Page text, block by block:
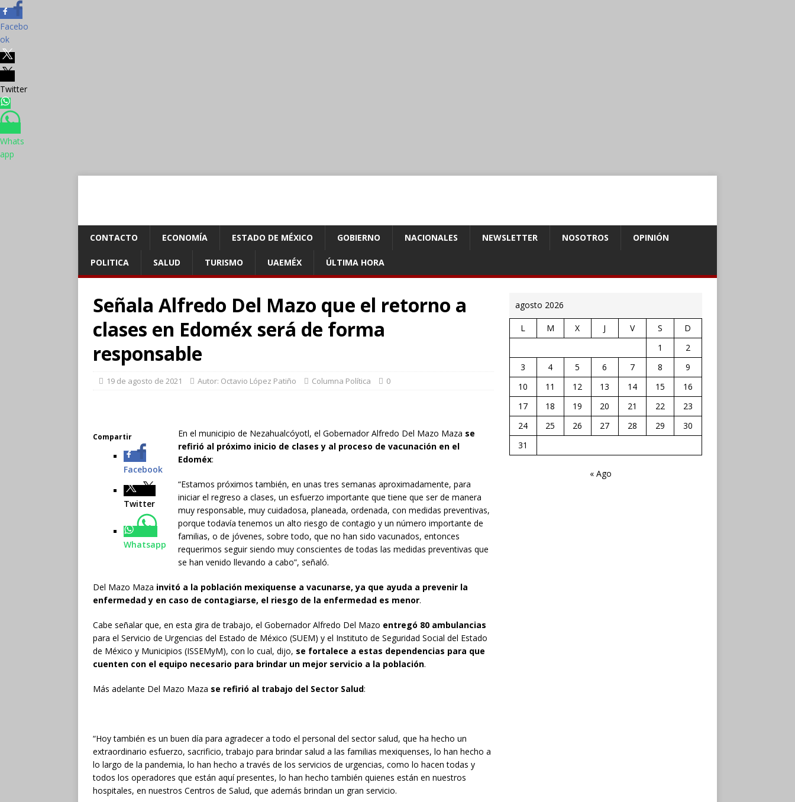
Facebo
ok
Twitter
Whats
app
CONTACTO ECONOMÍA ESTADO DE MÉXICO GOBIERNO NACIONALES NEWSLETTER NOSOTROS OPINIÓN
POLITICA SALUD TURISMO UAEMÉX ÚLTIMA HORA
Señala Alfredo Del Mazo que el retorno a
clases en Edoméx será de forma
responsable
19 de agosto de 2021 Autor: Octavio López Patiño Columna Política 0
Compartir
Facebook
Twitter
Whatsapp
En el municipio de Nezahualcóyotl, el Gobernador Alfredo Del Mazo Maza se
refirió al próximo inicio de clases y al proceso de vacunación en el
Edoméx:
“Estamos próximos también, en unas tres semanas aproximadamente, para
iniciar el regreso a clases, un esfuerzo importante que tiene que ser de manera
muy responsable, muy cuidadosa, planeada, ordenada, con medidas preventivas,
porque todavía tenemos un alto riesgo de contagio y un número importante de
familias, o de jóvenes, sobre todo, que no han sido vacunados, entonces
requerimos seguir siendo muy conscientes de todas las medidas preventivas que
se han venido llevando a cabo”, señaló.
Del Mazo Maza invitó a la población mexiquense a vacunarse, ya que ayuda a prevenir la
enfermedad y en caso de contagiarse, el riesgo de la enfermedad es menor.
Cabe señalar que, en esta gira de trabajo, el Gobernador Alfredo Del Mazo entregó 80 ambulancias
para el Servicio de Urgencias del Estado de México (SUEM) y el Instituto de Seguridad Social del Estado
de México y Municipios (ISSEMyM), con lo cual, dijo, se fortalece a estas dependencias para que
cuenten con el equipo necesario para brindar un mejor servicio a la población.
Más adelante Del Mazo Maza se refirió al trabajo del Sector Salud:
“Hoy también es un buen día para agradecer a todo el personal del sector salud, que ha hecho un
extraordinario esfuerzo, sacrificio, trabajo para brindar salud a las familias mexiquenses, lo han hecho a
lo largo de la pandemia, lo han hecho a través de los servicios de urgencias, como lo hacen todas y
todos los operadores que están aquí presentes, lo han hecho también quienes están en nuestros
hospitales, en nuestros Centros de Salud, que además brindan un gran servicio.
agosto 2026
L M X J V S
D
1
2
3
4 5 6 7 8
9
10
11 12 13 14 15
16
17
18 19 20 21 22
23
24
25 26 27 28 29
30
31
« Ago